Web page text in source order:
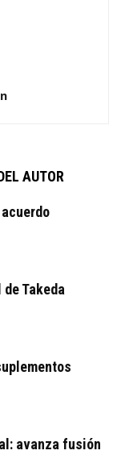
AUTOR
de Takeda
avanza fusión